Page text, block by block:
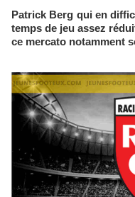
Patrick Berg qui en
temps de jeu assez
ce mercato notamment